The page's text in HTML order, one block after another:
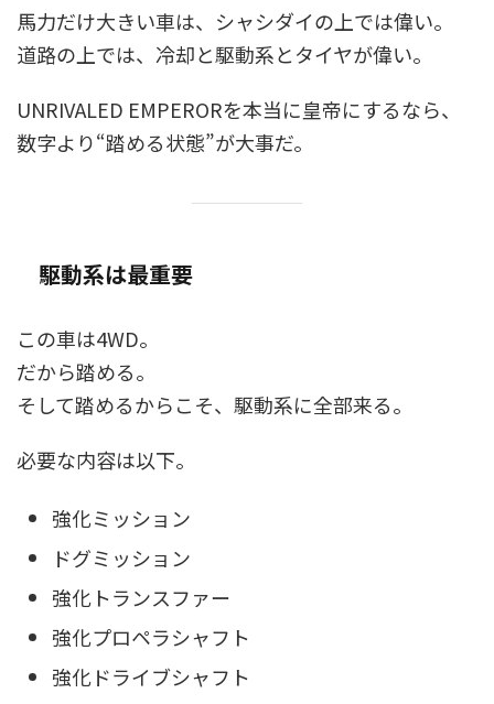
馬力だけ大きい車は、シャシダイの上では偉い。
道路の上では、冷却と駆動系とタイヤが偉い。
UNRIVALED EMPERORを本当に皇帝にするなら、
数字より“踏める状態”が大事だ。
駆動系は最重要
この車は4WD。
だから踏める。
そして踏めるからこそ、駆動系に全部来る。
必要な内容は以下。
強化ミッション
ドグミッション
強化トランスファー
強化プロペラシャフト
強化ドライブシャフト